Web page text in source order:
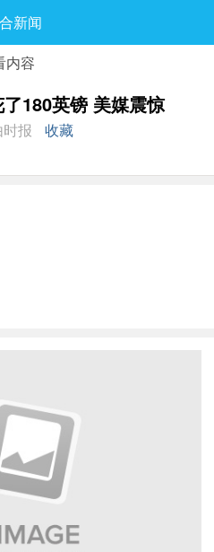
最新发表
新闻
内容
180英镑 美媒震惊
报
收藏